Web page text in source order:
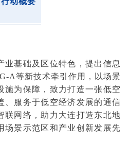
业基础及区位特色，提出信息
A等新技术牵引作用，以场景
施为保障，致力打造一张低空
、服务于低空经济发展的通信
联网络，助力大连打造东北地
场景示范区和产业创新发展先